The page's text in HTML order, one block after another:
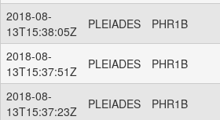
2018-08-
13T15:38:05Z
PLEIADES PHR1B
2018-08-
13T15:37:51Z
PLEIADES PHR1B
2018-08-
13T15:37:23Z
PLEIADES PHR1B